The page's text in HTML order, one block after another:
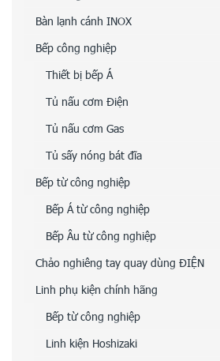
Bàn lạnh cánh INOX
Bếp công nghiệp
Thiết bị bếp Á
Tủ nấu cơm Điện
Tủ nấu cơm Gas
Tủ sấy nóng bát đĩa
Bếp từ công nghiệp
Bếp Á từ công nghiệp
Bếp Âu từ công nghiệp
Chảo nghiêng tay quay dùng ĐIỆN
Linh phụ kiện chính hãng
Bếp từ công nghiệp
Linh kiện Hoshizaki